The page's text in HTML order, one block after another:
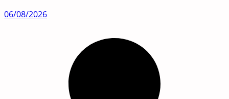
06/08/2026